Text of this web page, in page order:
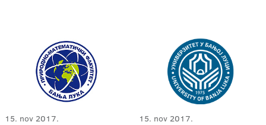
15. nov 2017. 15. nov 2017.